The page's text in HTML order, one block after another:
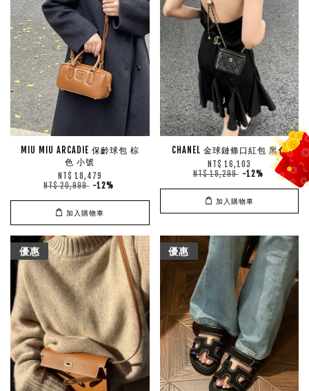
MIU MIU ARCADIE 保齡球包 棕
色 小號
NT$ 18,479
NT$ 20,999 -12%
加入購物車
CHANEL 金球鏈條口紅包 黑色
NT$ 16,103
NT$ 18,299 -12%
加入購物車
優惠 優惠